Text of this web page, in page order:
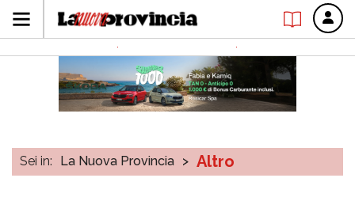
Sei in: La Nuova Provincia > Altro